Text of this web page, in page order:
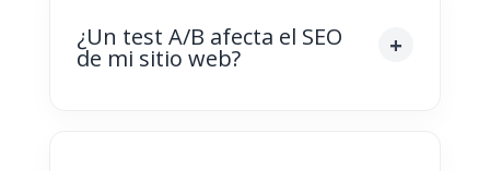
¿Un test A/B afecta el SEO
de mi sitio web?